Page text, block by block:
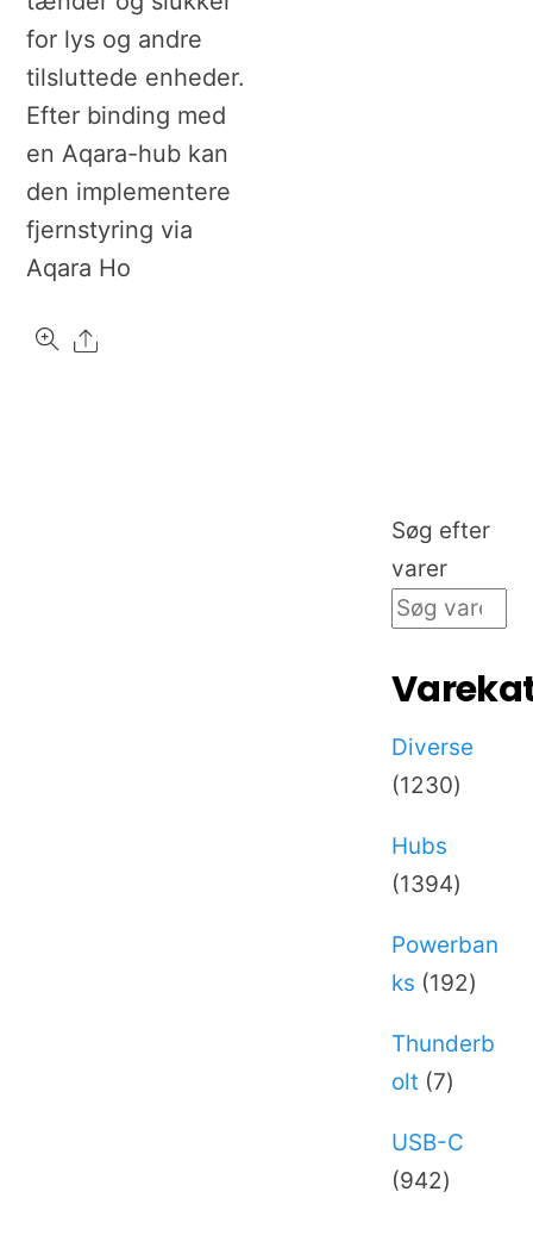
for lys og andre
tilsluttede enheder.
Efter binding med
en Aqara-hub kan
den implementere
fjernstyring via
Aqara Ho
Share
Søg efter
varer
Diverse
12301230
Hubs
13941394
Powerban
ks
192192
Thunderb
olt
77
USB-C
942942